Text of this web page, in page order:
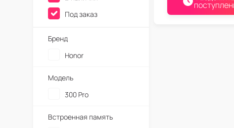
Под заказ
Бренд
Honor
Модель
300 Pro
Встроенная память